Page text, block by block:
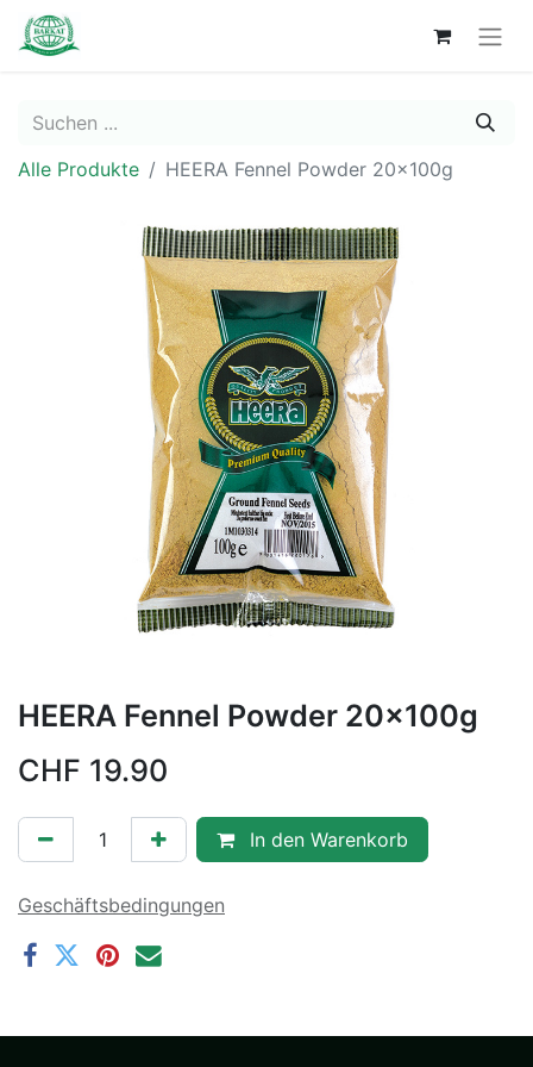
Alle Produkte HEERA Fennel Powder 20x100g
HEERA Fennel Powder 20x100g
CHF 19.90
In den Warenkorb
Geschäftsbedingungen